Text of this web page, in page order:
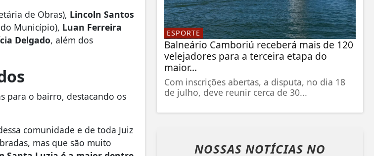
de Obras), Lincoln Santos
Município), Luan Ferreira
Delgado, além dos
para o bairro, destacando os
comunidade e de toda Juiz
mas que são muito
ESPORTE
Balneário Camboriú receberá mais de 120
velejadores para a terceira etapa do
maior...
Com inscrições abertas, a disputa, no dia 18
de julho, deve reunir cerca de 30...
NOSSAS NOTÍCIAS NO